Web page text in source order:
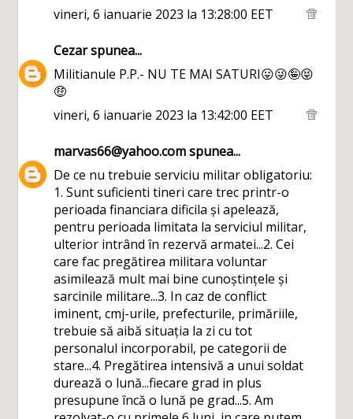
vineri, 6 ianuarie 2023 la 13:28:00 EET
Cezarspunea...
Militianule P.P.- NU TE MAI SATURI😛😜🤪😝
🤑
vineri, 6 ianuarie 2023 la 13:42:00 EET
marvas66@yahoo.comspunea...
De ce nu trebuie serviciu militar obligatoriu:
1. Sunt suficienti tineri care trec printr-o
perioada financiara dificila și apelează,
pentru perioada limitata la serviciul militar,
ulterior intrând în rezervă armatei...2. Cei
care fac pregătirea militara voluntar
asimilează mult mai bine cunoștințele și
sarcinile militare...3. In caz de conflict
iminent, cmj-urile, prefecturile, primăriile,
trebuie să aibă situația la zi cu tot
personalul incorporabil, pe categorii de
stare...4. Pregătirea intensivă a unui soldat
durează o lună...fiecare grad in plus
presupune încă o lună pe grad...5. Am